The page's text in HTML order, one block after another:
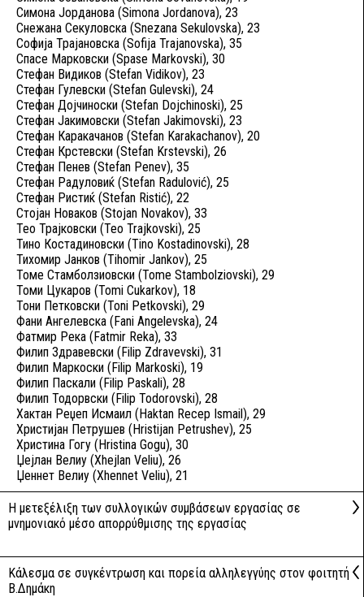
Симона Јорданова (Simona Jordanova), 23
Снежана Секуловска (Snezana Sekulovska), 23
Софија Трајановска (Sofija Trajanovska), 35
Спасе Марковски (Spase Markovski), 30
Стефан Видиков (Stefan Vidikov), 23
Стефан Гулевски (Stefan Gulevski), 24
Стефан Дојчиноски (Stefan Dojchinoski), 25
Стефан Јакимовски (Stefan Jakimovski), 23
Стефан Каракачанов (Stefan Karakachanov), 20
Стефан Крстевски (Stefan Krstevski), 26
Стефан Пенев (Stefan Penev), 35
Стефан Радуловиќ (Stefan Radulović), 25
Стефан Ристиќ (Stefan Ristić), 22
Стојан Новаков (Stojan Novakov), 33
Тео Трајковски (Teo Trajkovski), 25
Тино Костадиновски (Tino Kostadinovski), 28
Тихомир Јанков (Tihomir Jankov), 25
Томе Стамболзиовски (Tome Stambolziovski), 29
Томи Цукаров (Tomi Cukarkov), 18
Тони Петковски (Toni Petkovski), 29
Фани Ангелевска (Fani Angelevska), 24
Фатмир Река (Fatmir Reka), 33
Филип Здравевски (Filip Zdravevski), 31
Филип Маркоски (Filip Markoski), 19
Филип Паскали (Filip Paskali), 28
Филип Тодорвски (Filip Todorovski), 28
Хактан Реџеп Исмаил (Haktan Recep Ismail), 29
Христијан Петрушев (Hristijan Petrushev), 25
Христина Гогу (Hristina Gogu), 30
Џејлан Велиу (Xhejlan Veliu), 26
Џеннет Велиу (Xhennet Veliu), 21
Η μετεξέλιξη των συλλογικών συμβάσεων εργασίας σε
μνημονιακό μέσο απορρύθμισης της εργασίας
Κάλεσμα σε συγκέντρωση και πορεία αλληλεγγύης στον φοιτητή
Β.Δημάκη